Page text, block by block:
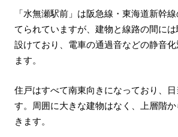
「水無瀬駅前」は阪急線・東海道新幹
てられていますが、建物と線路の間に
設けており、電車の通過音などの静音
ます。
住戸はすべて南東向きになっており、
す。周囲に大きな建物はなく、上層階
きます。